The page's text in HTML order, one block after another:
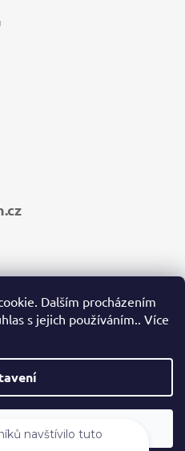
Dalším procházením
s jejich používáním.. Více
vyhrazena.